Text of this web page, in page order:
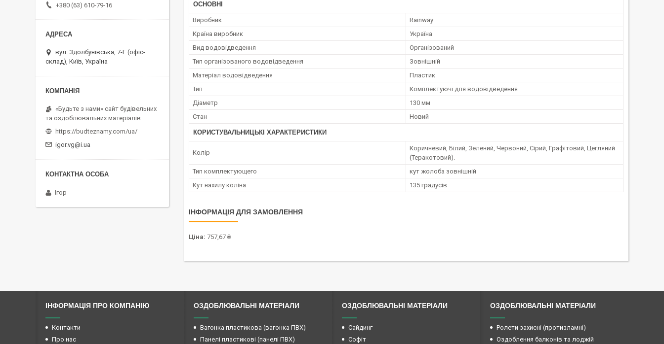
ОСНОВНІ
Виробник
Rainway
Країна виробник
Україна
Вид водовідведення
Організований
Тип організованого водовідведення
Зовнішній
Матеріал водовідведення
Пластик
Тип
Комплектуючі для водовідведення
Діаметр
130 мм
Стан
Новий
КОРИСТУВАЛЬНИЦЬКІ ХАРАКТЕРИСТИКИ
Колір
Коричневий, Білий, Зелений, Червоний, Сірий, Графітовий, Цегляний
(Теракотовий).
Тип комплектующего
кут жолоба зовнішній
Кут нахилу коліна
135 градусів
ІНФОРМАЦІЯ ДЛЯ ЗАМОВЛЕННЯ
Ціна: 757,67 ₴
+380 (63) 610-79-16
вул. Здолбунівська, 7-Г (офіс-
склад), Київ, Україна
«Будьте з нами» сайт будівельних
та оздоблювальних матеріалів.
https://budteznamy.com/ua/
igor.vg@i.ua
Ігор
ІНФОРМАЦІЯ ПРО КОМПАНІЮ
Контакти
Про нас
ОЗДОБЛЮВАЛЬНІ МАТЕРІАЛИ
Вагонка пластикова (вагонка ПВХ)
Панелі пластикові (панелі ПВХ)
ОЗДОБЛЮВАЛЬНІ МАТЕРІАЛИ
Сайдинг
Софіт
ОЗДОБЛЮВАЛЬНІ МАТЕРІАЛИ
Ролети захисні (протизламні)
Оздоблення балконів та лоджій